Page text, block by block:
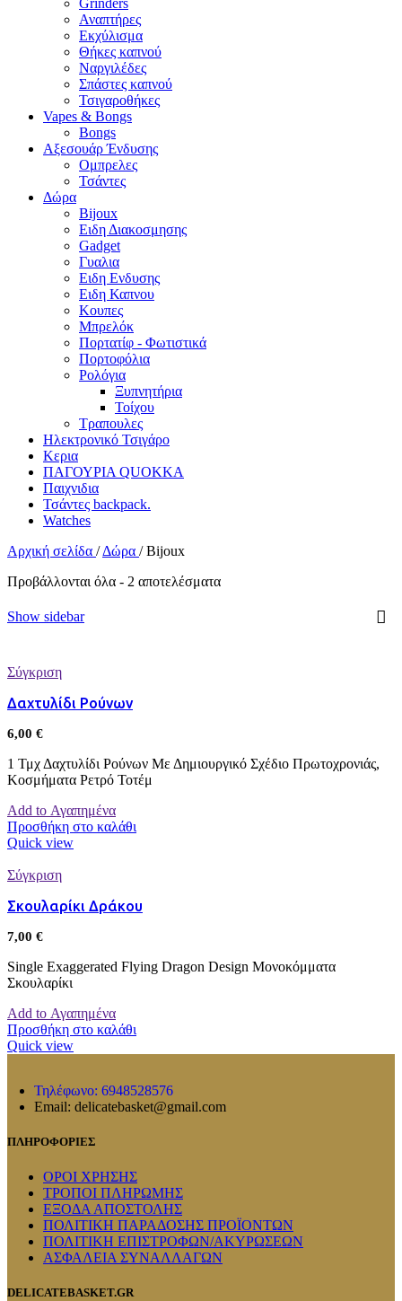
Αναπτήρες
Εκχύλισμα
Θήκες καπνού
Ναργιλέδες
Σπάστες καπνού
Τσιγαροθήκες
Vapes & Bongs
Bongs
Αξεσουάρ Ένδυσης
Oμπρελες
Τσάντες
Δώρα
Bijoux
Eιδη Διακοσμησης
Gadget
Γυαλια
Ειδη Ενδυσης
Ειδη Καπνου
Κουπες
Μπρελόκ
Πορτατίφ - Φωτιστικά
Πορτοφόλια
Ρολόγια
Ξυπνητήρια
Τοίχου
Τραπουλες
Ηλεκτρονικό Τσιγάρο
Κερια
ΠΑΓΟΥΡΙΑ QUOKKA
Παιχνιδια
Τσάντες backpack.
Watches
Αρχική σελίδα / Δώρα / Bijoux
Προβάλλονται όλα - 2 αποτελέσματα
Show sidebar
Σύγκριση
Δαχτυλίδι Ρούνων
6,00 €
1 Τμχ Δαχτυλίδι Ρούνων Με Δημιουργικό Σχέδιο Πρωτοχρονιάς,
Κοσμήματα Ρετρό Τοτέμ
Add to Αγαπημένα
Προσθήκη στο καλάθι
Quick view
Σύγκριση
Σκουλαρίκι Δράκου
7,00 €
Single Exaggerated Flying Dragon Design Μονοκόμματα
Σκουλαρίκι
Add to Αγαπημένα
Προσθήκη στο καλάθι
Quick view
Τηλέφωνο: 6948528576
Email: delicatebasket@gmail.com
ΠΛΗΡΟΦΟΡΙΕΣ
ΟΡΟΙ ΧΡΗΣΗΣ
ΤΡΟΠΟΙ ΠΛΗΡΩΜΗΣ
ΕΞΟΔΑ ΑΠΟΣΤΟΛΗΣ
ΠΟΛΙΤΙΚΗ ΠΑΡΑΔΟΣΗΣ ΠΡΟΪΟΝΤΩΝ
ΠΟΛΙΤΙΚΗ ΕΠΙΣΤΡΟΦΩΝ/ΑΚΥΡΩΣΕΩΝ
ΑΣΦΑΛΕΙΑ ΣΥΝΑΛΛΑΓΩΝ
DELICATEBASKET.GR